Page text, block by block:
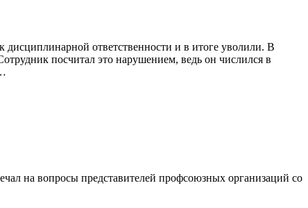
дисциплинарной ответственности и в итоге уволили. В
посчитал это нарушением, ведь он числился в
на вопросы представителей профсоюзных организаций со